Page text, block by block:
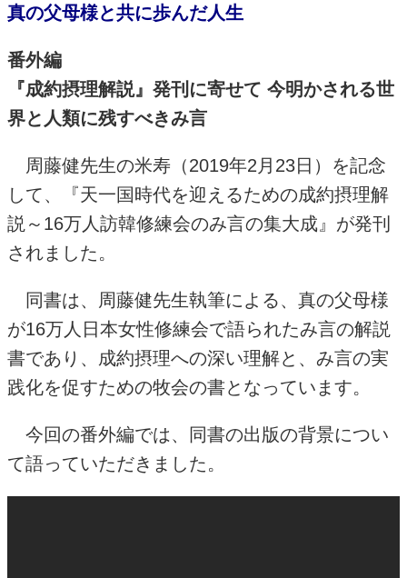
真の父母様と共に歩んだ人生
番外編
『成約摂理解説』発刊に寄せて 今明かされる世
界と人類に残すべきみ言
周藤健先生の米寿（2019年2 月 23日）を記念
して、『天一国時代を迎えるための成約摂理解
説～ 16万人訪韓修練会のみ言の集大成』が発刊
されました。
同書は、周藤健先生執筆による、真の父母様
が16万人日本女性修練会で語られたみ言の解説
書であり、成約摂理への深い理解と、み言の実
践化を促すための牧会の書となっています。
今回の番外編では、同書の出版の背景につい
て語っていただきました。